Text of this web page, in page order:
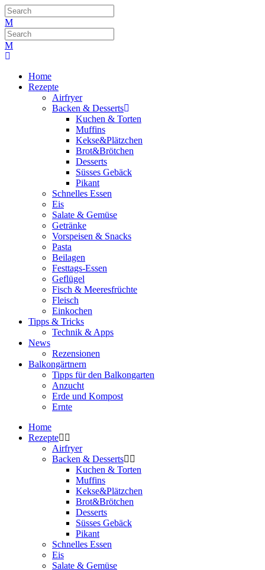
Home
Rezepte
Airfryer
Backen & Desserts
Kuchen & Torten
Muffins
Kekse&Plätzchen
Brot&Brötchen
Desserts
Süsses Gebäck
Pikant
Schnelles Essen
Eis
Salate & Gemüse
Getränke
Vorspeisen & Snacks
Pasta
Beilagen
Festtags-Essen
Geflügel
Fisch & Meeresfrüchte
Fleisch
Einkochen
Tipps & Tricks
Technik & Apps
News
Rezensionen
Balkongärtnern
Tipps für den Balkongarten
Anzucht
Erde und Kompost
Ernte
Home
Rezepte
Airfryer
Backen & Desserts
Kuchen & Torten
Muffins
Kekse&Plätzchen
Brot&Brötchen
Desserts
Süsses Gebäck
Pikant
Schnelles Essen
Eis
Salate & Gemüse